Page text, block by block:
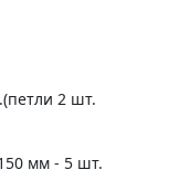
2 шт.
мм - 5 шт.